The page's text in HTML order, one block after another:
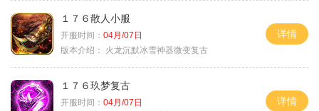
１７６散人小服
开服时间： 04月/07日
版本介绍：
火龙沉默冰雪神器微变复古
详情
１７６玖梦复古
开服时间： 04月/07日
详情